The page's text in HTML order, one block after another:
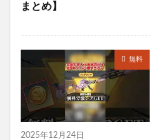
まとめ】
無料
2025年12月24日